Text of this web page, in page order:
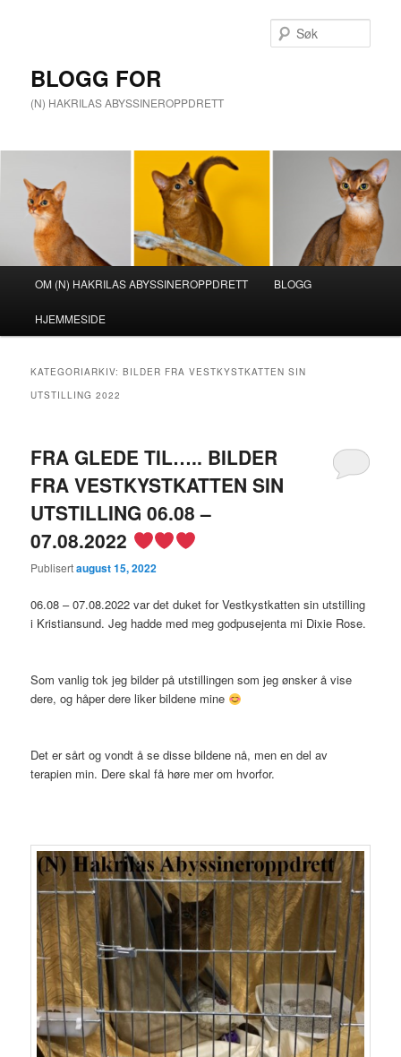
BLOGG FOR
(N) HAKRILAS ABYSSINEROPPDRETT
OM (N) HAKRILAS ABYSSINEROPPDRETT BLOGG
HJEMMESIDE
KATEGORIARKIV:BILDER FRA VESTKYSTKATTEN SIN
UTSTILLING 2022
FRA GLEDE TIL….. BILDER
FRA VESTKYSTKATTEN SIN
UTSTILLING 06.08 –
07.08.2022
Publisertaugust 15, 2022
06.08 – 07.08.2022 var det duket for Vestkystkatten sin utstilling
i Kristiansund. Jeg hadde med meg godpusejenta mi Dixie Rose.
Som vanlig tok jeg bilder på utstillingen som jeg ønsker å vise
dere, og håper dere liker bildene mine
Det er sårt og vondt å se disse bildene nå, men en del av
terapien min. Dere skal få høre mer om hvorfor.